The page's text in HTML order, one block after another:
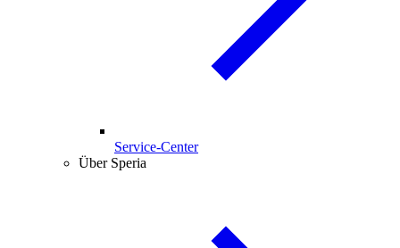
Service-Center
Über Speria